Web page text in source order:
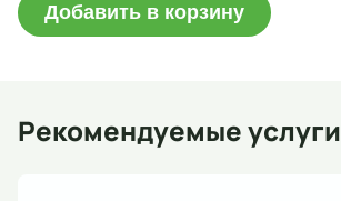
Добавить в корзину
Рекомендуемые услуги